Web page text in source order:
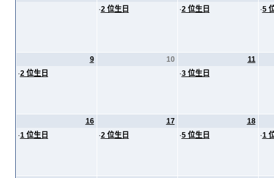
·2 位生日
·2 位生日 ·5
9
·2 位生日
10
11
·3 位生日
16
·1 位生日
17
·2 位生日
18
·5 位生日 ·1